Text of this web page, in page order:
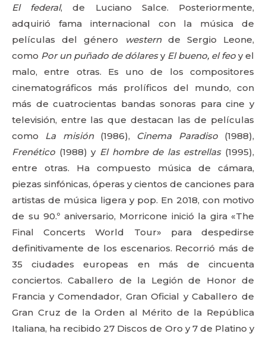
El federal, de Luciano Salce. Posteriormente,
adquirió fama internacional con la música de
películas del género
westernde Sergio Leone,
como Por un puñado de dólaresy El bueno, el feo y el
malo, entre otras. Es uno de los compositores
cinematográficos más prolíficos del mundo, con
más de cuatrocientas bandas sonoras para cine y
televisión, entre las que destacan las de películas
como La misión(1986), Cinema Paradiso(1988),
Frenético (1988) y El hombre de las estrellas(1995),
entre otras. Ha compuesto música de cámara,
piezas sinfónicas, óperas y cientos de canciones para
artistas de música ligera y pop. En 2018, con motivo
de su 90.º aniversario, Morricone inició la gira «The
Final Concerts World Tour» para despedirse
definitivamente de los escenarios. Recorrió más de
35 ciudades europeas en más de cincuenta
conciertos. Caballero de la Legión de Honor de
Francia y Comendador, Gran Oficial y Caballero de
Gran Cruz de la Orden al Mérito de la República
Italiana, ha recibido 27 Discos de Oro y 7 de Platino y